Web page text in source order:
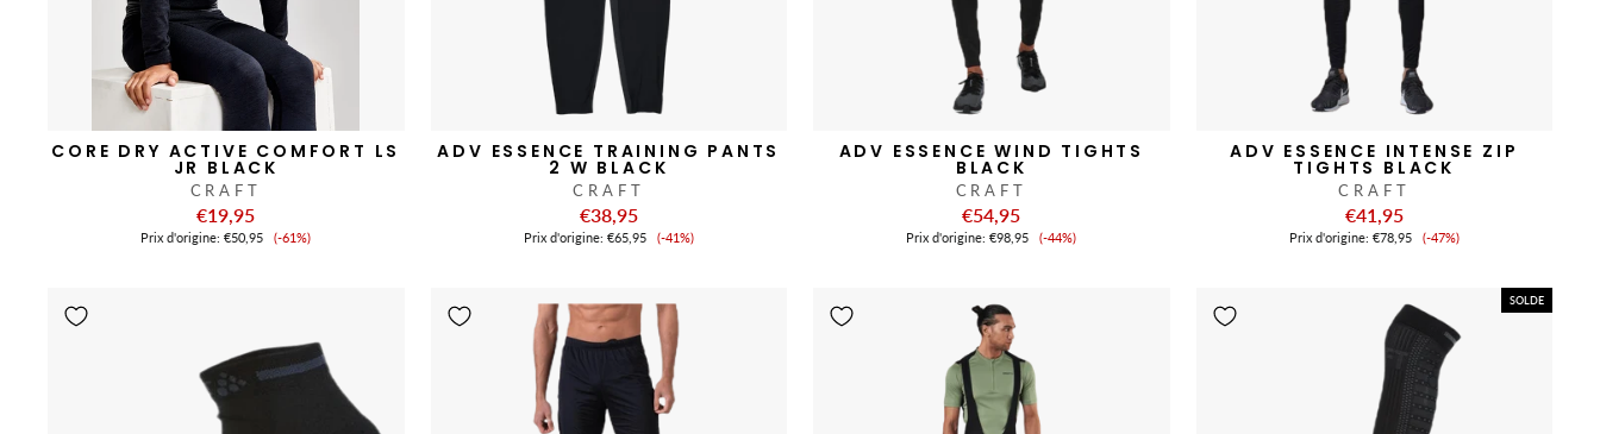
CORE DRY ACTIVE COMFORT LS
JR BLACK
CRAFT
€19,95
Prix ​​d'origine:€50,95
Prix
(-61%)
ADV ESSENCE TRAINING PANTS
2 W BLACK
CRAFT
€38,95
Prix ​​d'origine: €65,95
Prix
(-41%)
ADV ESSENCE WIND TIGHTS
BLACK
CRAFT
€54,95
Prix ​​d'origine:€98,95
Prix
(-44%)
ADV ESSENCE INTENSE ZIP
TIGHTS BLACK
CRAFT
€41,95
Prix ​​d'origine: €78,95
Prix
(-47%)
SOLDE